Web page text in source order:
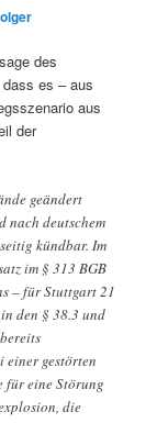
des
es – aus
aus
der
geändert
nach deutschem
kündbar. Im
im § 313 BGB
– für Stuttgart 21
den § 38.3 und
einer gestörten
für eine Störung
die